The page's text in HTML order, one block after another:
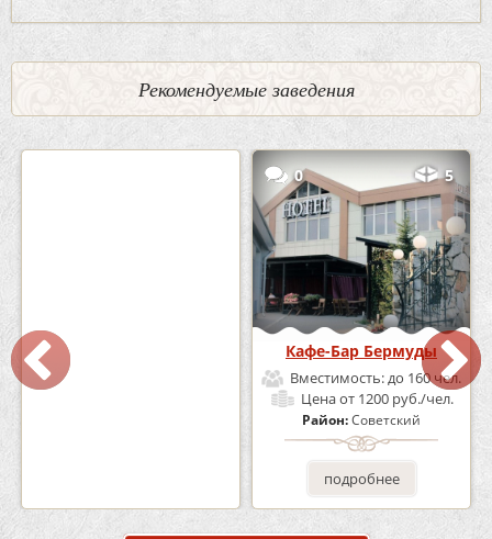
Рекомендуемые заведения
Кафе «Шишка»
Вместимость:
0 5
Кафе-Бар Бермуды
Вместимость:до 160 чел.
Ценаот 1200 руб./чел.
Район:Советский
подробнее